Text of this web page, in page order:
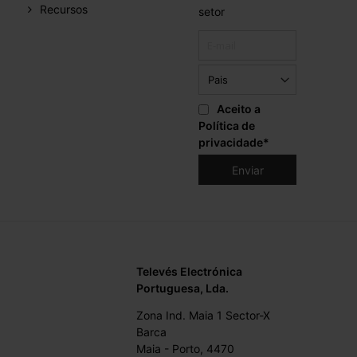
Recursos
setor
Aceito a
Política de
privacidade*
Televés Electrónica
Portuguesa, Lda.
Zona Ind. Maia 1 Sector-X
Barca
Maia - Porto, 4470